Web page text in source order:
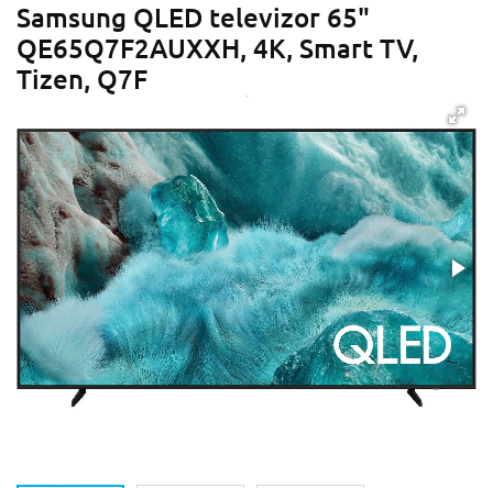
Samsung QLED televizor 65"
QE65Q7F2AUXXH, 4K, Smart TV,
Tizen, Q7F